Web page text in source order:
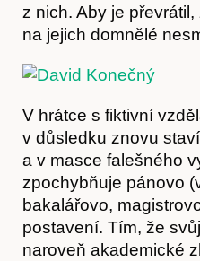
z nich. Aby je
na jejich domnělé
V hrátce s fiktivní
v důsledku znovu
a v masce falešného
zpochybňuje pánovo
bakalářovo,
postavení. Tím, že
naroveň akademické